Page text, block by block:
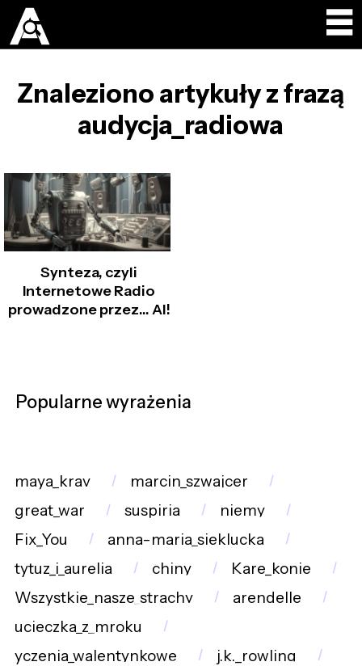
Znaleziono artykuły z frazą
audycja_radiowa
Synteza, czyli
Internetowe Radio
prowadzone przez… AI!
Popularne wyrażenia
maya_krav
marcin_szwajcer
great_war
suspiria
niemy
Fix_You
anna-maria_sieklucka
tytuz_i_aurelia
chiny
Kare_konie
Wszystkie_nasze_strachy
arendelle
ucieczka_z_mroku
yczenia_walentynkowe
j.k._rowling